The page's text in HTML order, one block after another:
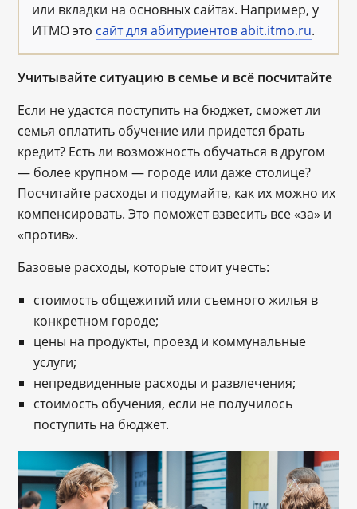
или вкладки на основных сайтах. Например, у
ИТМО это сайт для абитуриентов abit.itmo.ru.
Учитывайте ситуацию в семье и всё посчитайте
Если не удастся поступить на бюджет, сможет ли
семья оплатить обучение или придется брать
кредит? Есть ли возможность обучаться в другом
― более крупном ― городе или даже столице?
Посчитайте расходы и подумайте, как их можно их
компенсировать. Это поможет взвесить все «за» и
«против».
Базовые расходы, которые стоит учесть:
стоимость общежитий или съемного жилья в
конкретном городе;
цены на продукты, проезд и коммунальные
услуги;
непредвиденные расходы и развлечения;
стоимость обучения, если не получилось
поступить на бюджет.